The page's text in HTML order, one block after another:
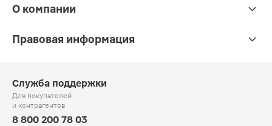
О компании
Правовая информация
Служба поддержки
Для покупателей
и контрагентов
8 800 200 78 03